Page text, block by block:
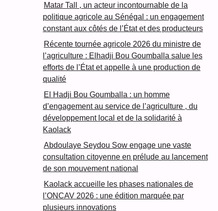
Matar Tall , un acteur incontournable de la
politique agricole au Sénégal : un engagement
constant aux côtés de l’État et des producteurs
Récente tournée agricole 2026 du ministre de
l’agriculture : Elhadji Bou Goumballa salue les
efforts de l’État et appelle à une production de
qualité
El Hadji Bou Goumballa : un homme
d’engagement au service de l’agriculture , du
développement local et de la solidarité à
Kaolack
Abdoulaye Seydou Sow engage une vaste
consultation citoyenne en prélude au lancement
de son mouvement national
Kaolack accueille les phases nationales de
l’ONCAV 2026 : une édition marquée par
plusieurs innovations